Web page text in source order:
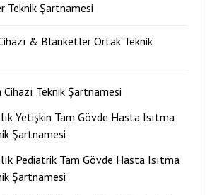
Teknik Şartnamesi
& Blanketler Ortak Teknik
Teknik Şartnamesi
Yetişkin Tam Gövde Hasta Isıtma
Şartnamesi
Pediatrik Tam Gövde Hasta Isıtma
Şartnamesi